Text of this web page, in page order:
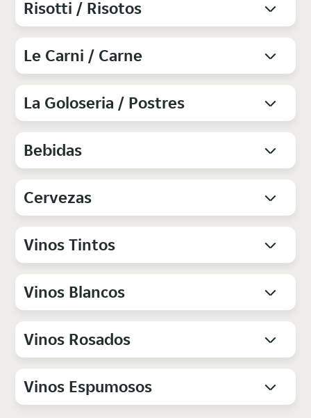
Risotti / Risotos
Le Carni / Carne
La Goloseria / Postres
Bebidas
Cervezas
Vinos Tintos
Vinos Blancos
Vinos Rosados
Vinos Espumosos